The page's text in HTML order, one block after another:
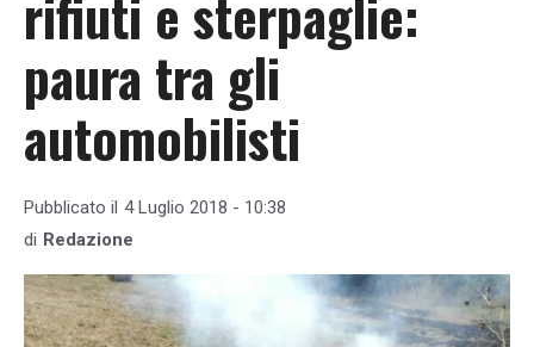
rifiuti e sterpaglie:
paura tra gli
automobilisti
Pubblicato il 4 Luglio 2018 - 10:38
di Redazione